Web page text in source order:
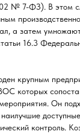
№ 7-ФЗ). В этом
а затем
16.3
крупным
которых
Он
контроль.